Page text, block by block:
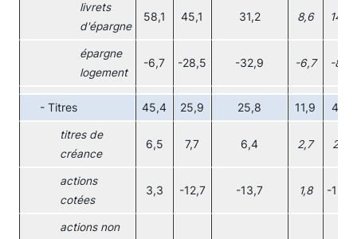
livrets
d'épargne
58,1 45,1 31,2 8,6 14,5
épargne
logement
-6,7 -28,5 -32,9 -6,7 -8,3
- Titres 45,4 25,9 25,8 11,9 4,6
titres de
créance
6,5 7,7 6,4 2,7 2,0
actions
cotées
3,3 -12,7 -13,7 1,8 -13,2
actions non